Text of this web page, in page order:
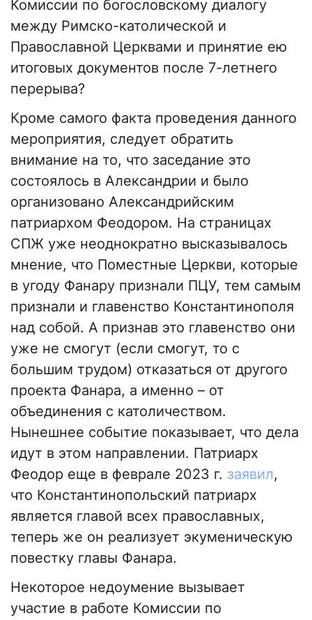
Комиссии по богословскому диалогу
между Римско-католической и
Православной Церквами и принятие ею
итоговых документов после 7-летнего
перерыва?
Кроме самого факта проведения данного
мероприятия, следует обратить
внимание на то, что заседание это
состоялось в Александрии и было
организовано Александрийским
патриархом Феодором. На страницах
СПЖ уже неоднократно высказывалось
мнение, что Поместные Церкви, которые
в угоду Фанару признали ПЦУ, тем самым
признали и главенство Константинополя
над собой. А признав это главенство они
уже не смогут (если смогут, то с
большим трудом) отказаться от другого
проекта Фанара, а именно – от
объединения с католичеством.
Нынешнее событие показывает, что дела
идут в этом направлении. Патриарх
Феодор еще в феврале 2023 г. заявил,
что Константинопольский патриарх
является главой всех православных,
теперь же он реализует экуменическую
повестку главы Фанара.
Некоторое недоумение вызывает
участие в работе Комиссии по